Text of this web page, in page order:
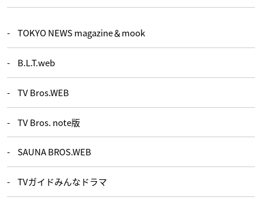
TOKYO NEWS magazine＆mook
B.L.T.web
TV Bros.WEB
TV Bros. note版
SAUNA BROS.WEB
TVガイドみんなドラマ